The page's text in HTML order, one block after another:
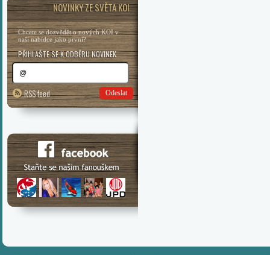
NOVINKY ZE SVĚTA KOI
Chcete se dozvědět o nových KOI v
naší nabídce jako první?
PŘIHLAŠTE SE K ODBĚRU NOVINEK
RSS feed Odeslat